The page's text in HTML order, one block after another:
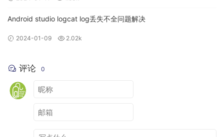
Android studio logcat log丢失不全问题解决
2024-01-09 2.02k
评论 0